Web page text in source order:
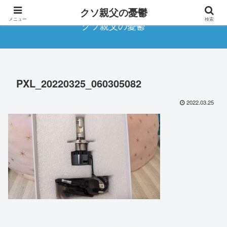
クソ親父の憂鬱
PXL_20220325_060305082
2022.03.25
メニュー クソ親父の憂鬱 検索